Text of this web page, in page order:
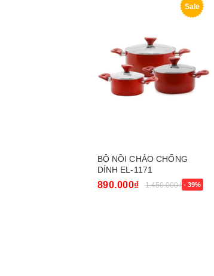
Sale
BỘ NỒI CHẢO CHỐNG
DÍNH EL-1171
890.000₫ 1.450.000₫ - 39%